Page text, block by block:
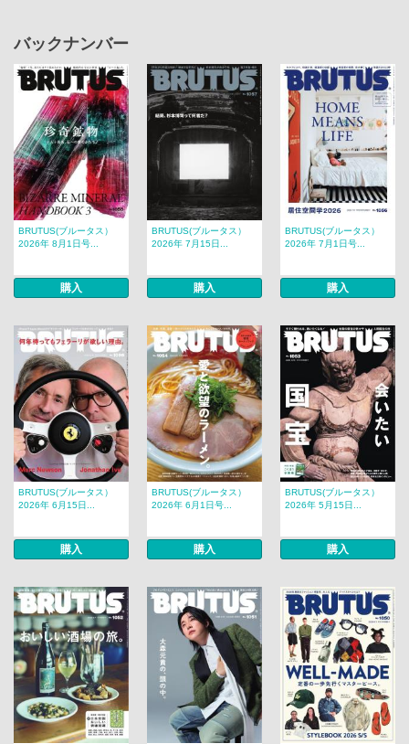
バックナンバー
BRUTUS(ブルータス）
2026年 8月1日号...
購入
BRUTUS(ブルータス）
2026年 7月15日...
購入
BRUTUS(ブルータス）
2026年 7月1日号...
購入
BRUTUS(ブルータス）
2026年 6月15日...
購入
BRUTUS(ブルータス）
2026年 6月1日号...
購入
BRUTUS(ブルータス）
2026年 5月15日...
購入